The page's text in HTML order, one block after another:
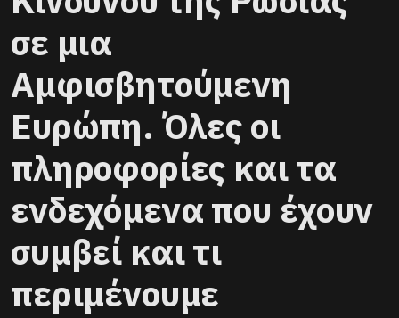
σε μια
Αμφισβητούμενη
Ευρώπη. Όλες οι
πληροφορίες και τα
ενδεχόμενα που έχουν
συμβεί και τι
περιμένουμε